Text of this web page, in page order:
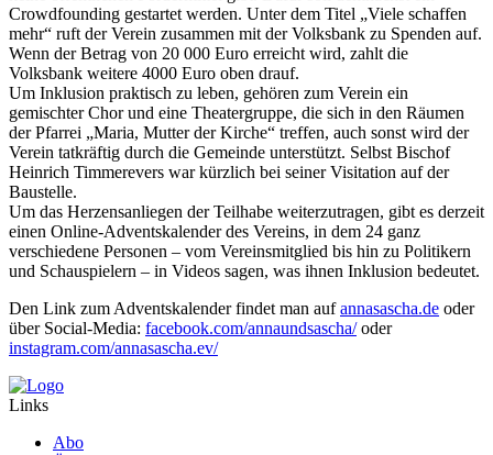
Crowdfounding gestartet werden. Unter dem Titel „Viele schaffen
mehr“ ruft der Verein zusammen mit der Volksbank zu Spenden auf.
Wenn der Betrag von 20 000 Euro erreicht wird, zahlt die
Volksbank weitere 4000 Euro oben drauf.
Um Inklusion praktisch zu leben, gehören zum Verein ein
gemischter Chor und eine Theatergruppe, die sich in den Räumen
der Pfarrei „Maria, Mutter der Kirche“ treffen, auch sonst wird der
Verein tatkräftig durch die Gemeinde unterstützt. Selbst Bischof
Heinrich Timmerevers war kürzlich bei seiner Visitation auf der
Baustelle.
Um das Herzensanliegen der Teilhabe weiterzutragen, gibt es derzeit
einen Online-Adventskalender des Vereins, in dem 24 ganz
verschiedene Personen – vom Vereinsmitglied bis hin zu Politikern
und Schauspielern – in Videos sagen, was ihnen Inklusion bedeutet.
Den Link zum Adventskalender findet man aufannasascha.de oder
über Social-Media: facebook.com/annaundsascha/oder
instagram.com/annasascha.ev/
Links
Abo